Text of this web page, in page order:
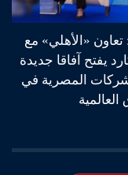
تعاون «الأهلي» مع
يفتح آفاقا جديدة
المصرية في
العالمية